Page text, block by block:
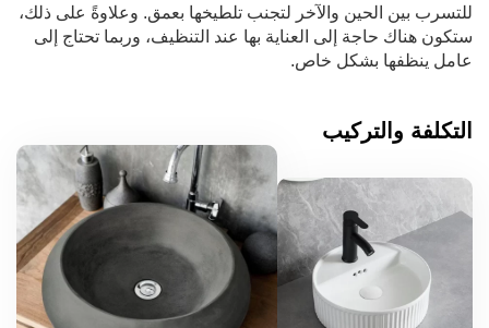
للتسرب بين الحين والآخر لتجنب تلطيخها بعمق. وعلاوةً على ذلك،
ستكون هناك حاجة إلى العناية بها عند التنظيف، وربما تحتاج إلى
عامل ينظفها بشكل خاص.
التكلفة والتركيب